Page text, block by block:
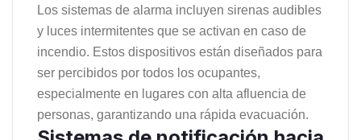
Los sistemas de alarma incluyen sirenas audibles
y luces intermitentes que se activan en caso de
incendio. Estos dispositivos están diseñados para
ser percibidos por todos los ocupantes,
especialmente en lugares con alta afluencia de
personas, garantizando una rápida evacuación.